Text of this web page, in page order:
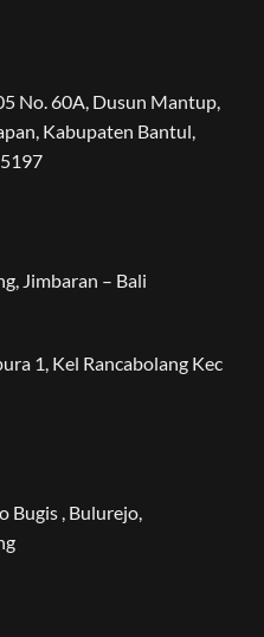
No. 60A, Dusun Mantup,
Kabupaten Bantul,
Jimbaran – Bali
1, Kel Rancabolang Kec
Bugis , Bulurejo,